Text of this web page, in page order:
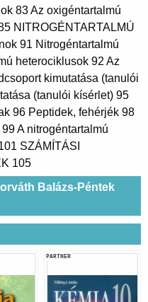
83 Az oxigéntartalmú
NITROGÉNTARTALMÚ
91 Nitrogéntartalmú
heterociklusok 92 Az
kimutatása (tanulói
(tanulói kísérlet) 95
96 Peptidek, fehérjék 98
A nitrogéntartalmú
SZÁMÍTÁSI
105
Balázs-Péntek
PARTNER